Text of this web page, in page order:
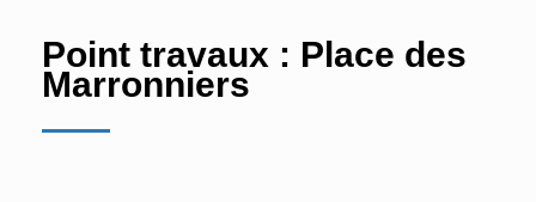
Point travaux : Place des
Marronniers